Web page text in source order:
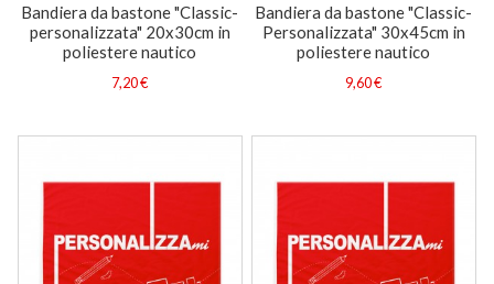
Bandiera da bastone "Classic-
personalizzata" 20x30cm in
poliestere nautico
7,20 €
Bandiera da bastone "Classic-
Personalizzata" 30x45cm in
poliestere nautico
9,60 €